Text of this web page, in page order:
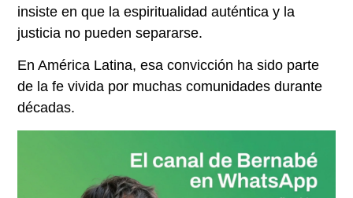
insiste en que la espiritualidad auténtica y la
justicia no pueden separarse.
En América Latina, esa convicción ha sido parte
de la fe vivida por muchas comunidades durante
décadas.